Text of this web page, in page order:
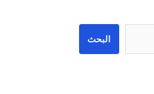
البحث